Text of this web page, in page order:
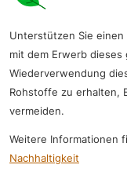
Unterstützen Sie
mit dem Erwerb
Wiederverwendung
Rohstoffe zu erhalten,
vermeiden.
Weitere Informationen
Nachhaltigkeit